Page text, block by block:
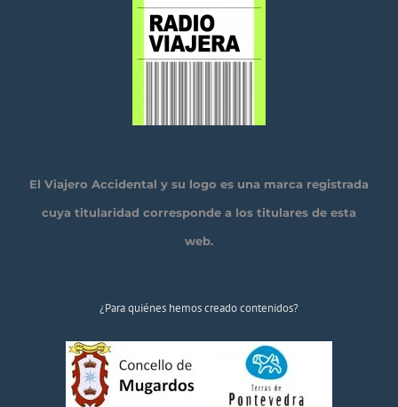
El Viajero Accidental y su logo es una marca registrada
cuya titularidad corresponde a los titulares de esta
web.
¿Para quiénes hemos creado contenidos?